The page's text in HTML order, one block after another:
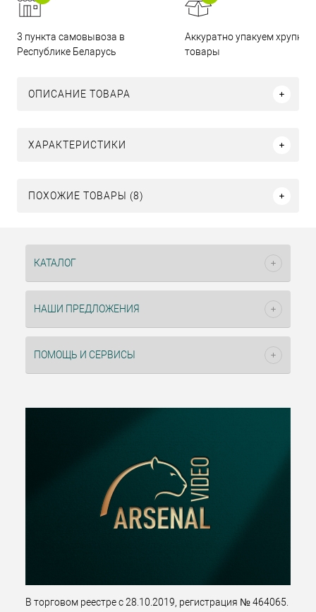
3 пункта самовывоза в
Республике Беларусь
Аккуратно упакуем хрупкие
товары
ОПИСАНИЕ ТОВАРА
ХАРАКТЕРИСТИКИ
ПОХОЖИЕ ТОВАРЫ (8)
КАТАЛОГ
НАШИ ПРЕДЛОЖЕНИЯ
ПОМОЩЬ И СЕРВИСЫ
В торговом реестре с 28.10.2019, регистрация № 464065.